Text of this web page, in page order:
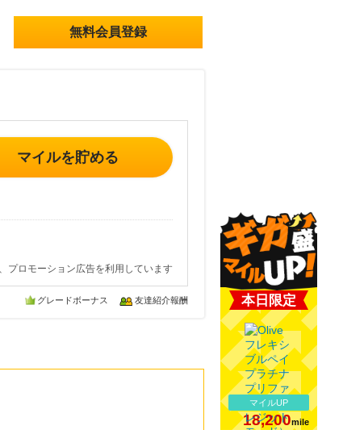
無料会員登録
マイルを貯める
プロモーション広告を利用しています
グレードボーナス 友達紹介報酬 本日限定
マイルUP
18,200mile